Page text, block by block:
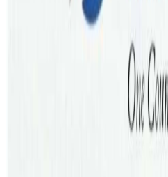
अष्ट्रेलियन शैक्षिक मेलाको
भन्दा बढी स्थापित
सहभागितामा मेला आयोजना गर्न
ग्रेस इन्टरनेसनलका दक्षिण
बानेश्वरस्थित एभरेस्ट होटलमा
चाहाने विद्यार्थीलाई फाइदा पुग्ने
पौडेलले विदेश पढ्न जान चाहने